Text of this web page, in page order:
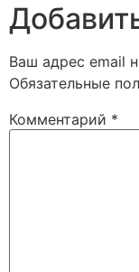
Ваш адрес email
Обязательные
Комментарий *